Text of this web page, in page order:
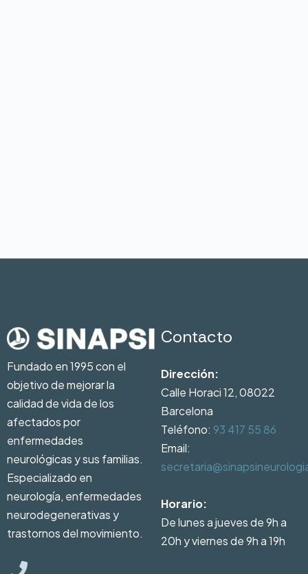
Fundado en 1995 con el
objetivo de mejorar la
calidad de vida de los
afectados por
enfermedades
neurológicas y sus familias.
Especializado en
neurología, enfermedades
neurodegenerativas y
trastornos del movimiento.
Contacto
Dirección:
Calle Horaci 12, 08022
Barcelona
Teléfono: 93 417 55 86
Email:
Horario:
De lunes a jueves de 9h a
20h y viernes de 9h a 19h